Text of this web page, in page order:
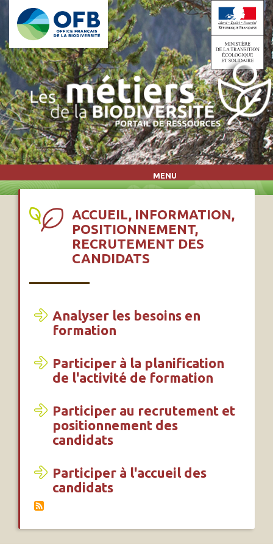
Aller au contenu principal
MENU
ACCUEIL, INFORMATION,
POSITIONNEMENT,
RECRUTEMENT DES
CANDIDATS
Analyser les besoins en
formation
Participer à la planification
de l'activité de formation
Participer au recrutement et
positionnement des
candidats
Participer à l'accueil des
candidats